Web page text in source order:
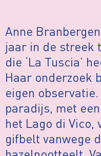
Anne
jaar in de streek
die ‘La Tuscia’
Haar onderzoek
eigen
paradijs, met
het Lago di Vico,
gifbelt vanwege